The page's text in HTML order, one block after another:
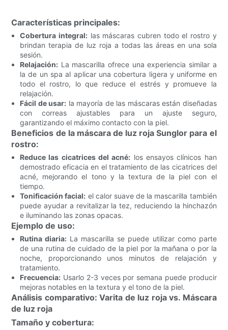
Características principales:
Cobertura integral:las máscaras cubren todo el rostro y
brindan terapia de luz roja a todas las áreas en una sola
sesión.
Relajación: La mascarilla ofrece una experiencia similar a
la de un spa al aplicar una cobertura ligera y uniforme en
todo el rostro, lo que reduce el estrés y promueve la
relajación.
Fácil de usar: la mayoría de las máscaras están diseñadas
con correas ajustables para un ajuste seguro,
garantizando el máximo contacto con la piel.
Beneficios de la máscara de luz roja Sunglor para el
rostro:
Reduce las cicatrices del acné: los ensayos clínicos han
demostrado eficacia en el tratamiento de las cicatrices del
acné, mejorando el tono y la textura de la piel con el
tiempo.
Tonificación facial: el calor suave de la mascarilla también
puede ayudar a revitalizar la tez, reduciendo la hinchazón
e iluminando las zonas opacas.
Ejemplo de uso:
Rutina diaria: La mascarilla se puede utilizar como parte
de una rutina de cuidado de la piel por la mañana o por la
noche, proporcionando unos minutos de relajación y
tratamiento.
Frecuencia: Usarlo 2-3 veces por semana puede producir
mejoras notables en la textura y el tono de la piel.
Análisis comparativo: Varita de luz roja vs. Máscara
de luz roja
Tamaño y cobertura: